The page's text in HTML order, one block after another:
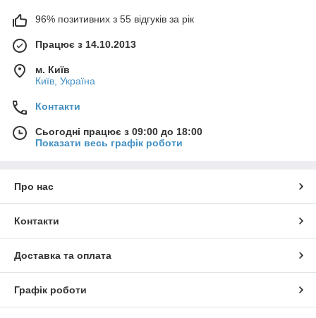
96% позитивних з 55 відгуків за рік
Працює з 14.10.2013
м. Київ
Київ, Україна
Контакти
Сьогодні працює з 09:00 до 18:00
Показати весь графік роботи
Про нас
Контакти
Доставка та оплата
Графік роботи